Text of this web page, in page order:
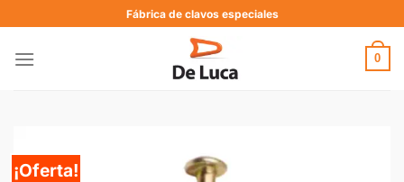
Fábrica de clavos especiales
0
¡Oferta!